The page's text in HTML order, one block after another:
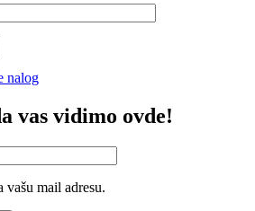
nalog
vas vidimo ovde!
vašu mail adresu.